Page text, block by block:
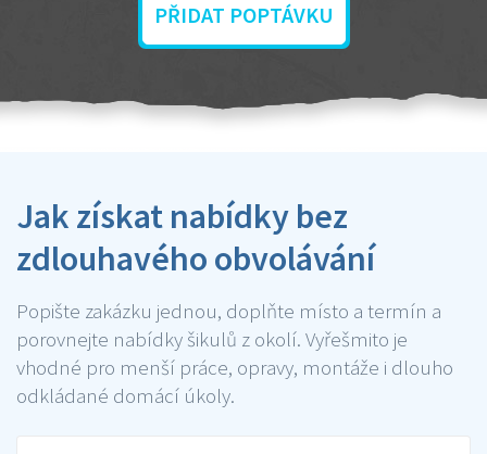
PŘIDAT POPTÁVKU
Jak získat nabídky bez
zdlouhavého obvolávání
Popište zakázku jednou, doplňte místo a termín a
porovnejte nabídky šikulů z okolí. Vyřešmito je
vhodné pro menší práce, opravy, montáže i dlouho
odkládané domácí úkoly.